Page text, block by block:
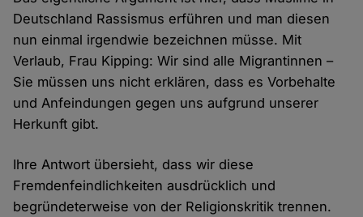
Deutschland Rassismus erführen und man diesen
nun einmal irgendwie bezeichnen müsse. Mit
Verlaub, Frau Kipping: Wir sind alle Migrantinnen –
Sie müssen uns nicht erklären, dass es Vorbehalte
und Anfeindungen gegen uns aufgrund unserer
Herkunft gibt.
Ihre Antwort übersieht, dass wir diese
Fremdenfeindlichkeiten ausdrücklich und
begründeterweise von der Religionskritik trennen.